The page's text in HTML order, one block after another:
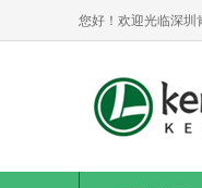
您好！欢迎光临深圳